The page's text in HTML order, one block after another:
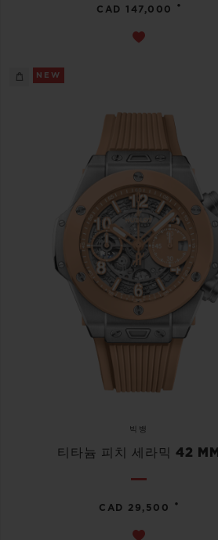
CAD 147,000 •
NEW
빅뱅
티타늄 피치 세라믹 42 MM
CAD 29,500 •